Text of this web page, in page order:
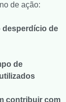
de ação:
desperdício de
de
contribuir com